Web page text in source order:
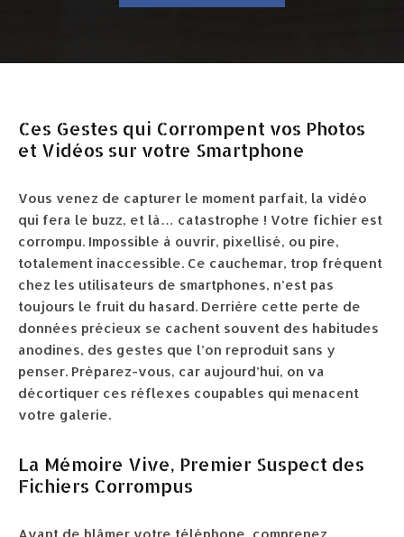
Ces Gestes qui Corrompent vos Photos
et Vidéos sur votre Smartphone
Vous venez de capturer le moment parfait, la vidéo
qui fera le buzz, et là… catastrophe ! Votre fichier est
corrompu. Impossible à ouvrir, pixellisé, ou pire,
totalement inaccessible. Ce cauchemar, trop fréquent
chez les utilisateurs de smartphones, n’est pas
toujours le fruit du hasard. Derrière cette perte de
données précieux se cachent souvent des habitudes
anodines, des gestes que l’on reproduit sans y
penser. Préparez-vous, car aujourd’hui, on va
décortiquer ces réflexes coupables qui menacent
votre galerie.
La Mémoire Vive, Premier Suspect des
Fichiers Corrompus